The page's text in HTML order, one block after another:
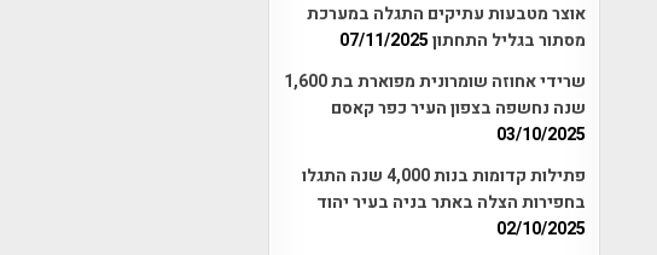
אוצר מטבעות עתיקים התגלה במערכת
מסתור בגליל התחתון07/11/2025
שרידי אחוזה שומרונית מפוארת בת 1,600
שנה נחשפה בצפון העיר כפר קאסם
03/10/2025
פתילות קדומות בנות 4,000 שנה התגלו
בחפירות הצלה באתר בניה בעיר יהוד
02/10/2025